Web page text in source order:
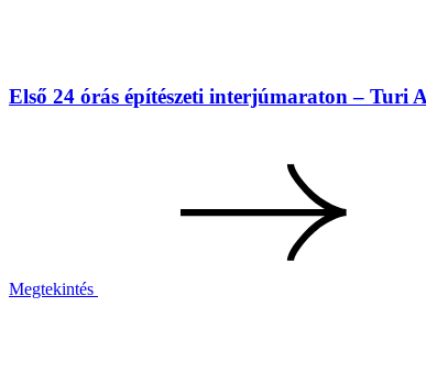
Első 24 órás építészeti interjúmaraton – Turi
Megtekintés